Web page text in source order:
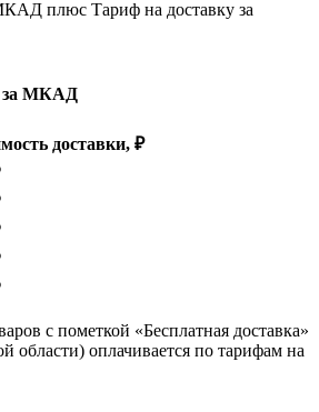
плюс Тариф на доставку за
за МКАД
доставки, ₽
с пометкой «Бесплатная доставка»
области) оплачивается по тарифам на